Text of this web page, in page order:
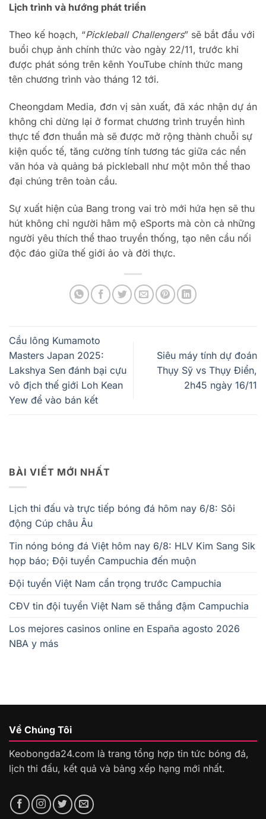
Lịch trình và hướng phát triển
Theo kế hoạch, “Pickleball Challengers” sẽ bắt đầu với
buổi chụp ảnh chính thức vào ngày 22/11, trước khi
được phát sóng trên kênh YouTube chính thức mang
tên chương trình vào tháng 12 tới.
Cheongdam Media, đơn vị sản xuất, đã xác nhận dự án
không chỉ dừng lại ở format chương trình truyền hình
thực tế đơn thuần mà sẽ được mở rộng thành chuỗi sự
kiện quốc tế, tăng cường tính tương tác giữa các nền
văn hóa và quảng bá pickleball như một môn thể thao
đại chúng trên toàn cầu.
Sự xuất hiện của Bang trong vai trò mới hứa hẹn sẽ thu
hút không chỉ người hâm mộ eSports mà còn cả những
người yêu thích thể thao truyền thống, tạo nên cầu nối
độc đáo giữa thế giới ảo và đời thực.
Cầu lông Kumamoto
Masters Japan 2025:
Lakshya Sen đánh bại cựu
vô địch thế giới Loh Kean
Yew để vào bán kết
Siêu máy tính dự đoán
Thụy Sỹ vs Thụy Điển,
2h45 ngày 16/11
BÀI VIẾT MỚI NHẤT
Lịch thi đấu và trực tiếp bóng đá hôm nay 6/8: Sôi
động Cúp châu Âu
Tin nóng bóng đá Việt hôm nay 6/8: HLV Kim Sang Sik
họp báo; Đội tuyển Campuchia đến muộn
Đội tuyển Việt Nam cẩn trọng trước Campuchia
CĐV tin đội tuyển Việt Nam sẽ thắng đậm Campuchia
Los mejores casinos online en España agosto 2026
NBA y más
Về Chúng Tôi
Keobongda24.com là trang tổng hợp tin tức bóng đá,
lịch thi đấu, kết quả và bảng xếp hạng mới nhất.